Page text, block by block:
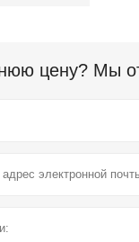
цену? Мы